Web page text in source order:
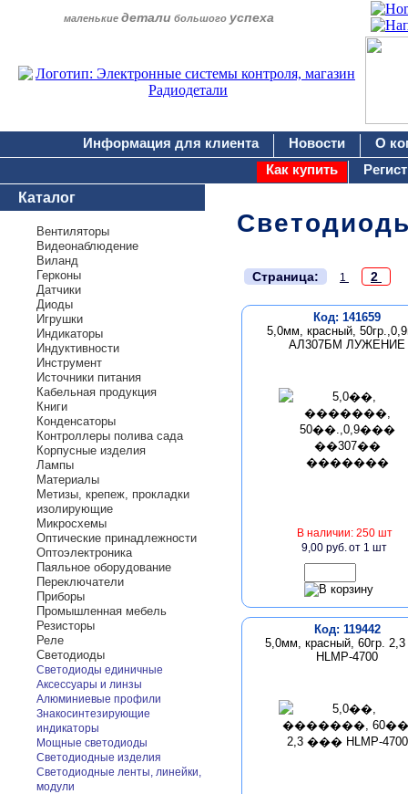
маленькие детали большого успеха
Информация для клиента Новости
О
Как купить
Каталог
Вентиляторы
Видеонаблюдение
Виланд
Герконы
Датчики
Диоды
Игрушки
Индикаторы
Индуктивности
Инструмент
Источники питания
Кабельная продукция
Книги
Конденсаторы
Контроллеры полива сада
Корпусные изделия
Лампы
Материалы
Метизы, крепеж, прокладки
изолирующие
Микросхемы
Оптические принадлежности
Оптоэлектроника
Паяльное оборудование
Переключатели
Приборы
Промышленная мебель
Резисторы
Реле
Светодиоды
Светодиоды единичные
Аксессуары и линзы
Алюминиевые профили
Знакосинтезирующие
индикаторы
Мощные светодиоды
Светодиодные изделия
Светодиодные ленты, линейки,
модули
Страница:
1 2
Код: 141659
5,0мм, красный,
АЛ307БМ ЛУЖЕНИЕ
В наличии: 250 шт
9,00 руб.от 1 шт
Код: 119442
5,0мм, красный, 60гр.
HLMP-4700